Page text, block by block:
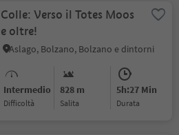
Colle: Verso il Totes Moos
e oltre!
Aslago, Bolzano, Bolzano e dintorni
Intermedio
Difficoltà
828 m
Salita
5h:27 Min
durata